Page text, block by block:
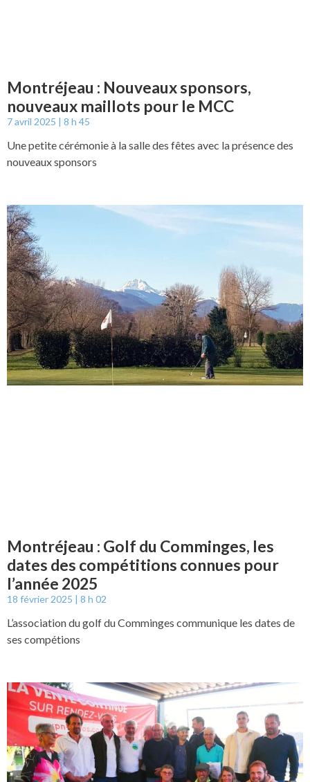
Montréjeau : Nouveaux sponsors,
nouveaux maillots pour le MCC
7 avril 2025 8 h 45
Une petite cérémonie à la salle des fêtes avec la présence des
nouveaux sponsors
Montréjeau : Golf du Comminges, les
dates des compétitions connues pour
l’année 2025
18 février 2025 8 h 02
L’association du golf du Comminges communique les dates de
ses compétions